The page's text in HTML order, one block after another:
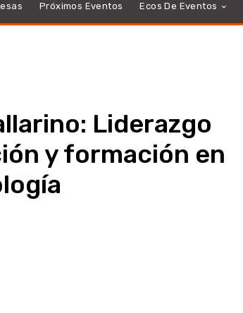
Próximos Eventos Ecos De Eventos
Liderazgo
y formación en